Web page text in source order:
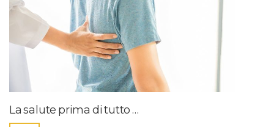
La salute prima di tutto …